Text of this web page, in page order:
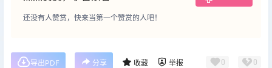
还没有人赞赏，快来当第一个赞赏的人吧！
导出PDF 分享 收藏 举报 0 0